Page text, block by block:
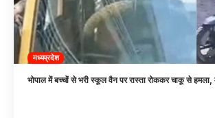
मध्यप्रदेश
भोपाल में बच्चों से भरी स्कूल वैन पर रास्ता रोककर चाकू से